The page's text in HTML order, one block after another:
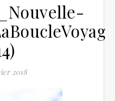
2018